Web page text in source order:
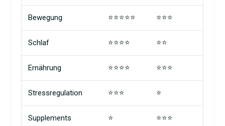
Bewegung ⭐⭐⭐⭐⭐ ⭐⭐⭐
Schlaf ⭐⭐⭐⭐ ⭐⭐
Ernährung ⭐⭐⭐⭐ ⭐⭐⭐
Stressregulation ⭐⭐⭐ ⭐
Supplements ⭐ ⭐⭐⭐